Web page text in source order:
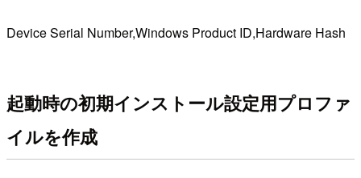
Device Serial Number,Windows Product ID,Hardware Hash
起動時の初期インストール設定用プロファ
イルを作成